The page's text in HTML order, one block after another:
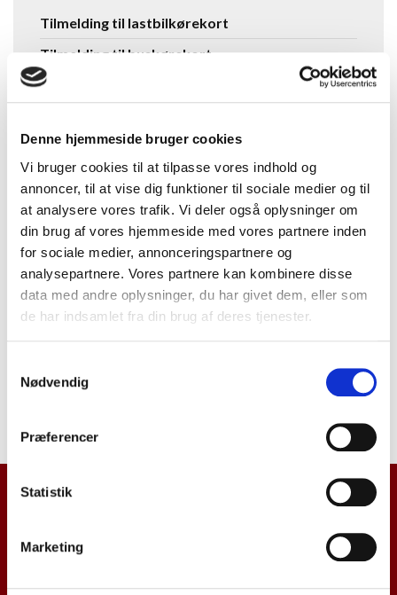
Denne hjemmeside bruger cookies
Vi bruger cookies til at tilpasse vores indhold og
annoncer, til at vise dig funktioner til sociale medier og til
at analysere vores trafik. Vi deler også oplysninger om
din brug af vores hjemmeside med vores partnere inden
for sociale medier, annonceringspartnere og
analysepartnere. Vores partnere kan kombinere disse
data med andre oplysninger, du har givet dem, eller som
de har indsamlet fra din brug af deres tjenester.
Nødvendig
Præferencer
Statistik
Marketing
Se
flere
kurser
Tilmelding til lastbilkørekort
Tilmelding til buskørekort
Tilmelding til taxa kørekort
Tilmelding til varebil kursus
Tilmelding til EU efteruddannelse gods
Tilmelding til EU efteruddannelse bus
Tilmelding vogntog til lastbil
Tilmelding vogntog til bus
Tilmelding til ADR – farligt gods